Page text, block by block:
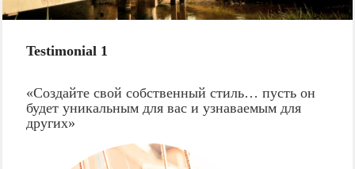
Testimonial 1
«Создайте свой собственный стиль… пусть он
будет уникальным для вас и узнаваемым для
других»